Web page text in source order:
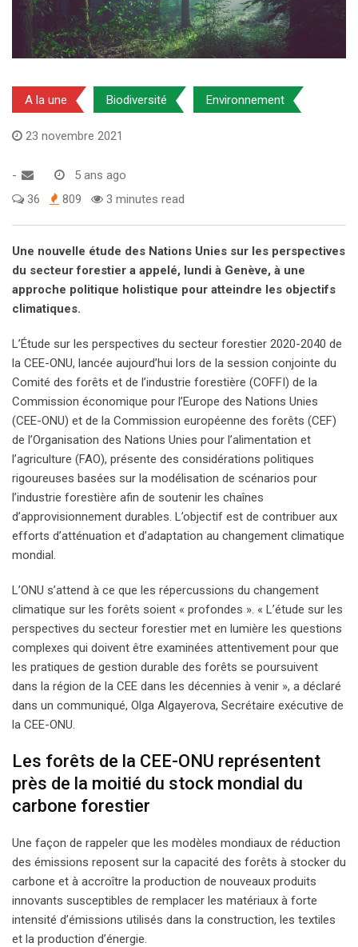
A la une Biodiversité Environnement
23 novembre 2021
-
5 ans ago
36
809 3 minutes read
Une nouvelle étude des Nations Unies sur les perspectives
du secteur forestier a appelé, lundi à Genève, à une
approche politique holistique pour atteindre les objectifs
climatiques.
L’Étude sur les perspectives du secteur forestier 2020-2040 de
la CEE-ONU, lancée aujourd’hui lors de la session conjointe du
Comité des forêts et de l’industrie forestière (COFFI) de la
Commission économique pour l’Europe des Nations Unies
(CEE-ONU) et de la Commission européenne des forêts (CEF)
de l’Organisation des Nations Unies pour l’alimentation et
l’agriculture (FAO), présente des considérations politiques
rigoureuses basées sur la modélisation de scénarios pour
l’industrie forestière afin de soutenir les chaînes
d’approvisionnement durables. L’objectif est de contribuer aux
efforts d’atténuation et d’adaptation au changement climatique
mondial.
L’ONU s’attend à ce que les répercussions du changement
climatique sur les forêts soient « profondes ». « L’étude sur les
perspectives du secteur forestier met en lumière les questions
complexes qui doivent être examinées attentivement pour que
les pratiques de gestion durable des forêts se poursuivent
dans la région de la CEE dans les décennies à venir », a déclaré
dans un communiqué, Olga Algayerova, Secrétaire exécutive de
la CEE-ONU.
Les forêts de la CEE-ONU représentent
près de la moitié du stock mondial du
carbone forestier
Une façon de rappeler que les modèles mondiaux de réduction
des émissions reposent sur la capacité des forêts à stocker du
carbone et à accroître la production de nouveaux produits
innovants susceptibles de remplacer les matériaux à forte
intensité d’émissions utilisés dans la construction, les textiles
et la production d’énergie.